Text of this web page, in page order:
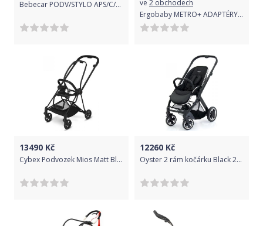
Bebecar PODV/STYLO APS/C/TOPO Stylo APS SP958 ve 2 obchodech
Ergobaby METRO+ ADAPTÉRY NA AUTOSEDAČKU Cybex, Nuna, BeSafe, Maxi Cossi
13490 Kč
Cybex Podvozek Mios Matt Black+Seat 2019-20
12260 Kč
Oyster 2 rám kočárku Black 2019